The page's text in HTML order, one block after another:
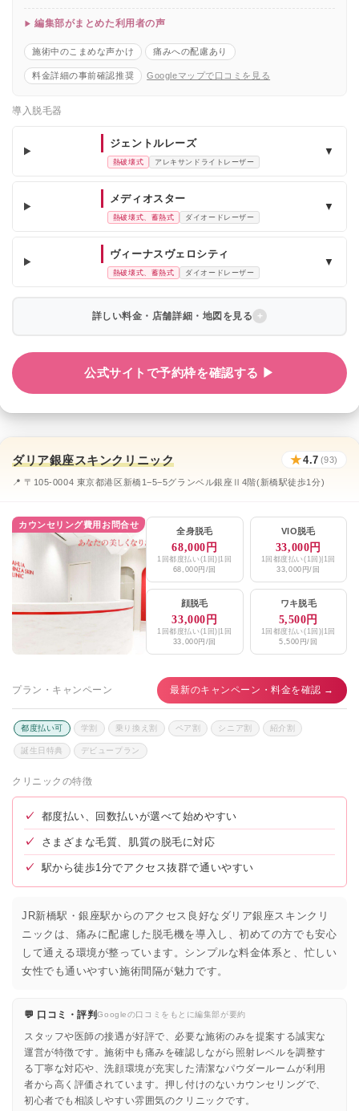
編集部がまとめた利用者の声
施術中のこまめな声かけ 痛みへの配慮あり
料金詳細の事前確認推奨 Googleマップで口コミを見る
導入脱毛器
ジェントルレーズ
熱破壊式 アレキサンドライトレーザー
▼
メディオスター
熱破壊式、蓄熱式 ダイオードレーザー
▼
ヴィーナスヴェロシティ
熱破壊式、蓄熱式 ダイオードレーザー
▼
詳しい料金・店舗詳細・地図を見る
公式サイトで予約枠を確認する ▶
ダリア銀座スキンクリニック ★4.7 (93)
📍 〒105-0004 東京都港区新橋1−5−5グランベル銀座Ⅱ4階(新橋駅徒歩1分)
カウンセリング費用お問合せ
全身脱毛
68,000円
1回都度払い(1回)|1回
68,000円/回
VIO脱毛
33,000円
1回都度払い(1回)|1回
33,000円/回
顔脱毛
33,000円
1回都度払い(1回)|1回
33,000円/回
ワキ脱毛
5,500円
1回都度払い(1回)|1回
5,500円/回
プラン・キャンペーン 最新のキャンペーン・料金を確認 →
都度払い可 学割 乗り換え割 ペア割 シニア割 紹介割
誕生日特典 デビュープラン
クリニックの特徴
✓ 都度払い、回数払いが選べて始めやすい
✓ さまざまな毛質、肌質の脱毛に対応
✓ 駅から徒歩1分でアクセス抜群で通いやすい
JR新橋駅・銀座駅からのアクセス良好なダリア銀座スキンクリ
ニックは、痛みに配慮した脱毛機を導入し、初めての方でも安心
して通える環境が整っています。シンプルな料金体系と、忙しい
女性でも通いやすい施術間隔が魅力です。
💬 口コミ・評判Googleの口コミをもとに編集部が要約
スタッフや医師の接遇が好評で、必要な施術のみを提案する誠実な
運営が特徴です。施術中も痛みを確認しながら照射レベルを調整す
る丁寧な対応や、洗顔環境が充実した清潔なパウダールームが利用
者から高く評価されています。押し付けのないカウンセリングで、
初心者でも相談しやすい雰囲気のクリニックです。